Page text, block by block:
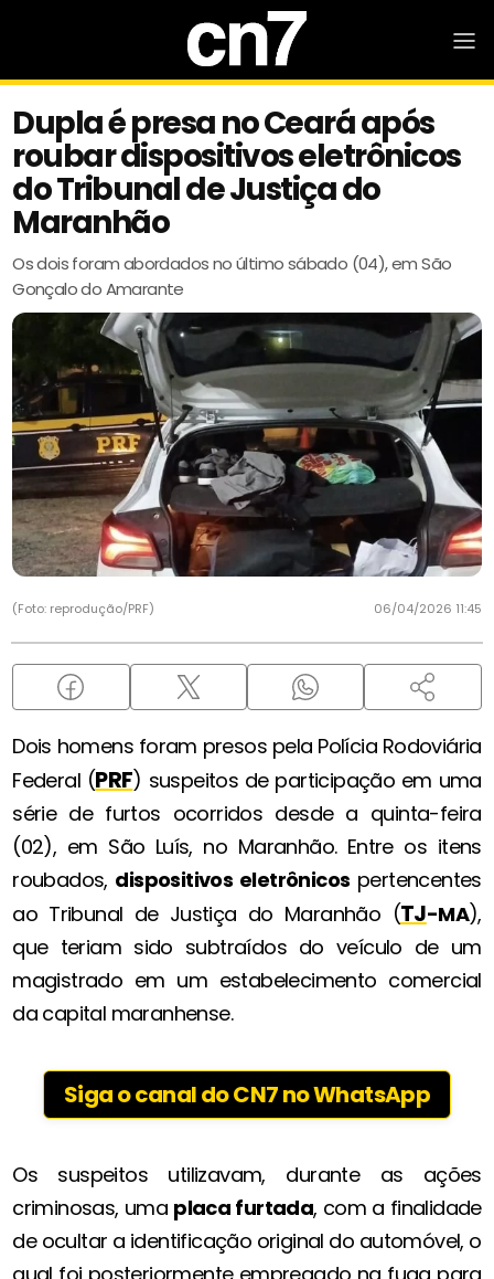
Dupla é presa no Ceará após
roubar dispositivos eletrônicos
do Tribunal de Justiça do
Maranhão
Os dois foram abordados no último sábado (04), em São
Gonçalo do Amarante
(Foto: reprodução/PRF) 06/04/2026 11:45
Dois homens foram presos pela Polícia Rodoviária
Federal (PRF) suspeitos de participação em uma
série de furtos ocorridos desde a quinta-feira
(02), em São Luís, no Maranhão. Entre os itens
roubados, dispositivos eletrônicos pertencentes
ao Tribunal de Justiça do Maranhão (TJ-MA),
que teriam sido subtraídos do veículo de um
magistrado em um estabelecimento comercial
da capital maranhense.
Siga o canal do CN7 no WhatsApp
Os suspeitos utilizavam, durante as ações
criminosas, uma placa furtada, com a finalidade
de ocultar a identificação original do automóvel, o